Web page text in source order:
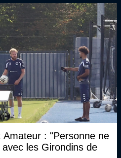
: "Personne ne
les Girondins de